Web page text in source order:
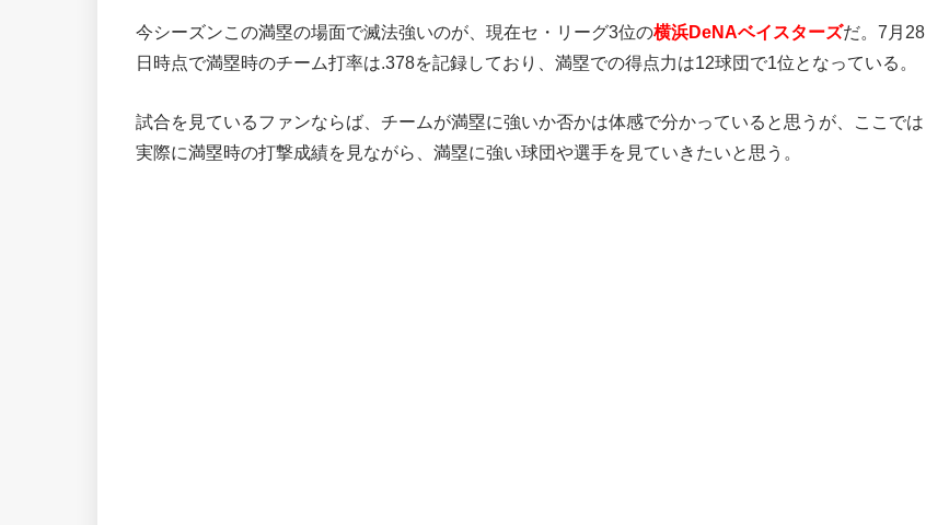
今シーズンこの満塁の場面で滅法強いのが、現在セ・リーグ3位の横浜DeNAベイスターズだ。7月28
日時点で満塁時のチーム打率は.378を記録しており、満塁での得点力は12球団で1位となっている。
試合を見ているファンならば、チームが満塁に強いか否かは体感で分かっていると思うが、ここでは
実際に満塁時の打撃成績を見ながら、満塁に強い球団や選手を見ていきたいと思う。